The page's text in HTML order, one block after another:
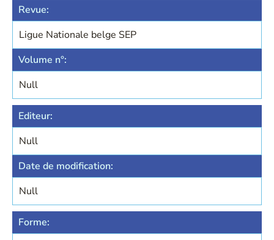
Revue:
Ligue Nationale belge SEP
Volume n°:
Null
Editeur:
Null
Date de modification:
Null
Forme: